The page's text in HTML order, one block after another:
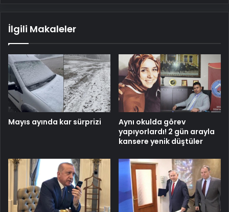
İlgili Makaleler
Mayıs ayında kar sürprizi
Aynı okulda görev
yapıyorlardı! 2 gün arayla
kansere yenik düştüler